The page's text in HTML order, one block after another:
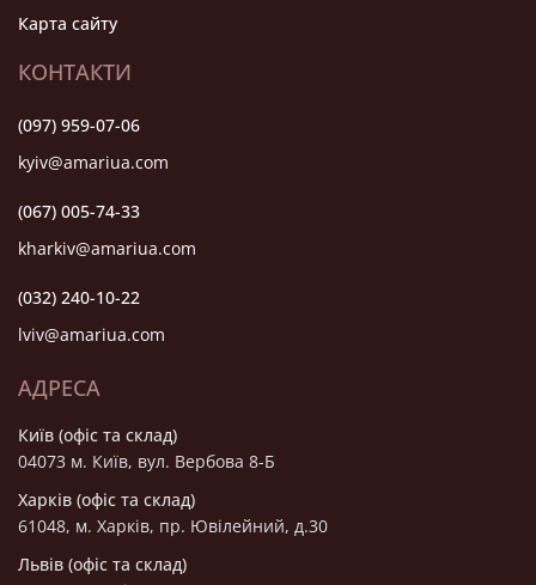
Карта сайту
КОНТАКТИ
(097) 959-07-06
kyiv@amariua.com
(067) 005-74-33
kharkiv@amariua.com
(032) 240-10-22
lviv@amariua.com
АДРЕСА
Київ (офіс та склад)
04073 м. Київ, вул. Вербова 8-Б
Харків (офіс та склад)
61048, м. Харків, пр. Ювілейний, д.30
Львів (офіс та склад)